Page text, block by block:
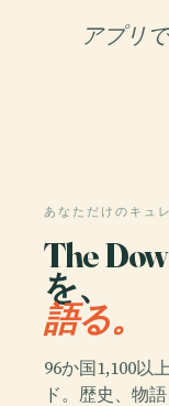
アプリ
あなただけのキュ
The
を、
語る。
96か国1,100以
ド。歴史、物